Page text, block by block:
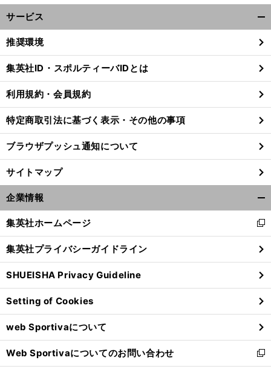
サービス
閉
る
推奨環境
集英社ID・スポルティーバIDとは
利用規約・会員規約
特定商取引法に基づく表示・その他の事項
ブラウザプッシュ通知について
サイトマップ
企業情報
閉
る
集英社ホームページ
新
し
い
ウ
ィ
ン
ド
ウ
で
開
く
集英社プライバシーガイドライン
SHUEISHA Privacy Guideline
Setting of Cookies
web Sportivaについて
Web Sportivaについてのお問い合わせ
新
し